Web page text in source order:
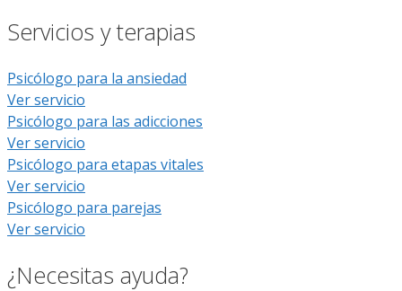
Servicios y terapias
Psicólogo para la ansiedad
Ver servicio
Psicólogo para las adicciones
Ver servicio
Psicólogo para etapas vitales
Ver servicio
Psicólogo para parejas
Ver servicio
¿Necesitas ayuda?